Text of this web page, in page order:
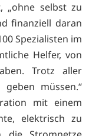
„ohne selbst zu
finanziell daran
Spezialisten im
Helfer, von
Trotz aller
müssen.“
mit einem
elektrisch zu